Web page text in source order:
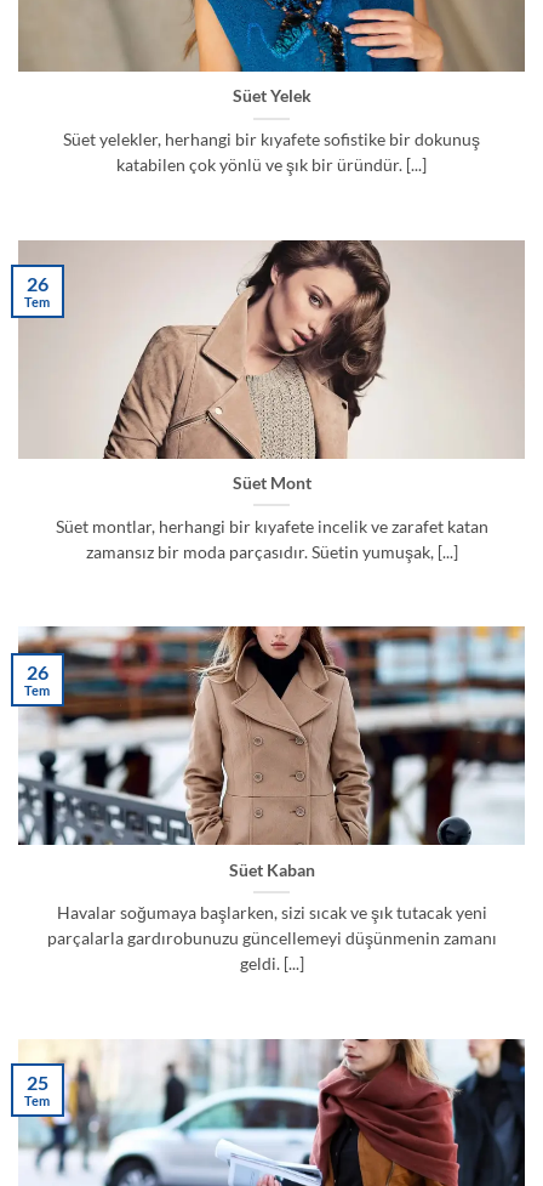
Süet Yelek
Süet yelekler, herhangi bir kıyafete sofistike bir dokunuş
katabilen çok yönlü ve şık bir üründür. [...]
Süet Mont
Süet montlar, herhangi bir kıyafete incelik ve zarafet katan
zamansız bir moda parçasıdır. Süetin yumuşak, [...]
26
Tem
Süet Kaban
Havalar soğumaya başlarken, sizi sıcak ve şık tutacak yeni
parçalarla gardırobunuzu güncellemeyi düşünmenin zamanı
geldi. [...]
26
Tem
25
Tem